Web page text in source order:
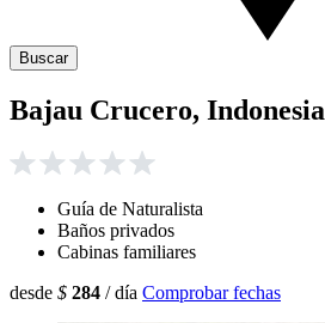
Buscar
Bajau Crucero, Indonesia
Guía de Naturalista
Baños privados
Cabinas familiares
desde $ 284 / día Comprobar fechas